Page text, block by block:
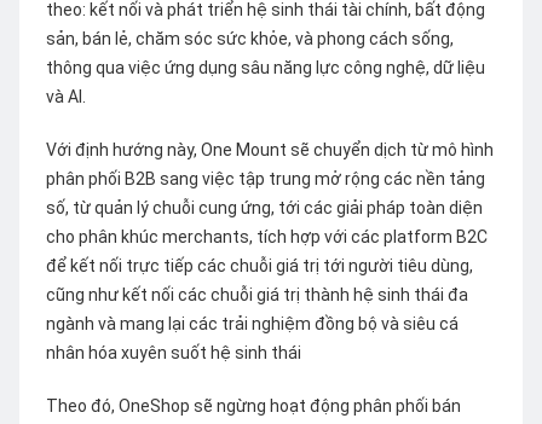
theo: kết nối và phát triển hệ sinh thái tài chính, bất động
sản, bán lẻ, chăm sóc sức khỏe, và phong cách sống,
thông qua việc ứng dụng sâu năng lực công nghệ, dữ liệu
và AI.
Với định hướng này, One Mount sẽ chuyển dịch từ mô hình
phân phối B2B sang việc tập trung mở rộng các nền tảng
số, từ quản lý chuỗi cung ứng, tới các giải pháp toàn diện
cho phân khúc merchants, tích hợp với các platform B2C
để kết nối trực tiếp các chuỗi giá trị tới người tiêu dùng,
cũng như kết nối các chuỗi giá trị thành hệ sinh thái đa
ngành và mang lại các trải nghiệm đồng bộ và siêu cá
nhân hóa xuyên suốt hệ sinh thái
Theo đó, OneShop sẽ ngừng hoạt động phân phối bán